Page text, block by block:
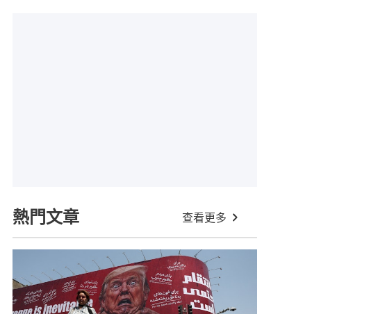
熱門文章 查看更多